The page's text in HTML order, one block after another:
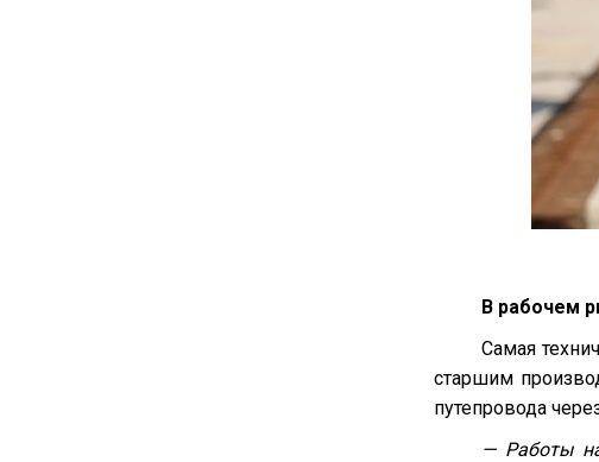
В рабочем
Самая
старшим
путепровода
— Работы